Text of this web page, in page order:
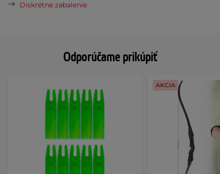
Odporúčame prikúpiť
AKCIA
Diskrétne zabalenie